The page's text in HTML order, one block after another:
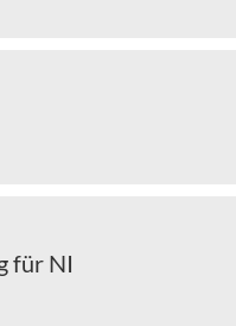
für NI